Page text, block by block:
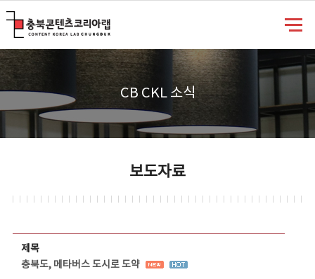
CB CKL 소식
보도자료
제목
충북도, 메타버스 도시로 도약